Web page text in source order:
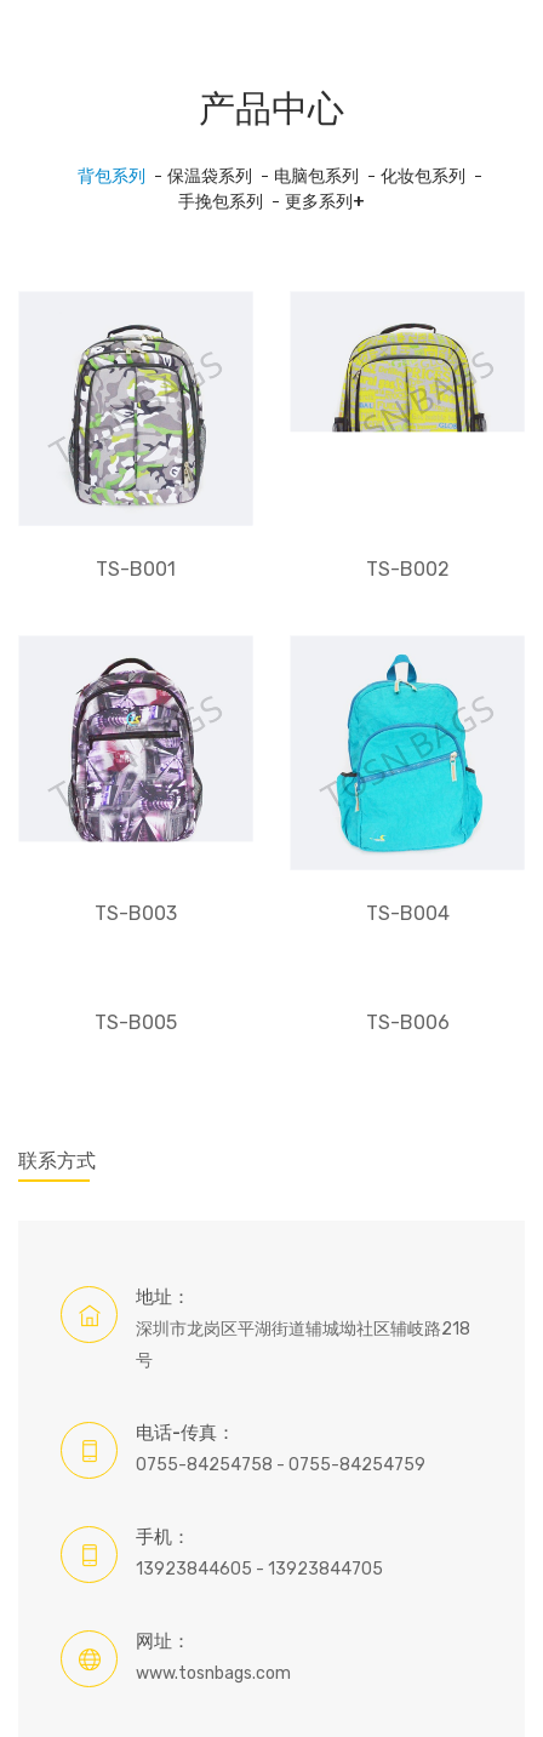
产品中心
背包系列 保温袋系列 电脑包系列
化妆包系列
手挽包系列
更多系列+
TS-B001 TS-B002
TS-B003 TS-B004
TS-B005 TS-B006
联系方式
地址：
深圳市龙岗区平湖街道辅城坳社区辅岐路218
号
电话-传真：
0755-84254758 - 0755-84254759
手机：
13923844605 - 13923844705
网址：
www.tosnbags.com